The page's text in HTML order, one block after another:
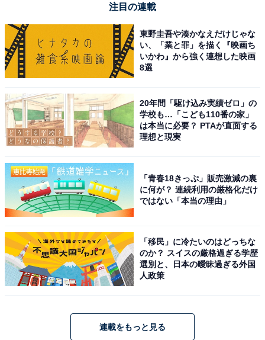
注目の連載
東野圭吾や湊かなえだけじゃな
い、「業と罪」を描く『映画ち
いかわ』から強く連想した映画
8選
20年間「駆け込み実績ゼロ」の
学校も…「こども110番の家」
は本当に必要？ PTAが直面する
理想と現実
「青春18きっぷ」販売激減の裏
に何が？ 連続利用の厳格化だけ
ではない「本当の理由」
「移民」に冷たいのはどっちな
のか？ スイスの厳格過ぎる学歴
選別と、日本の曖昧過ぎる外国
人政策
連載をもっと見る